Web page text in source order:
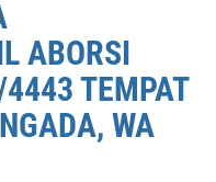
ABORSI
TEMPAT
WA